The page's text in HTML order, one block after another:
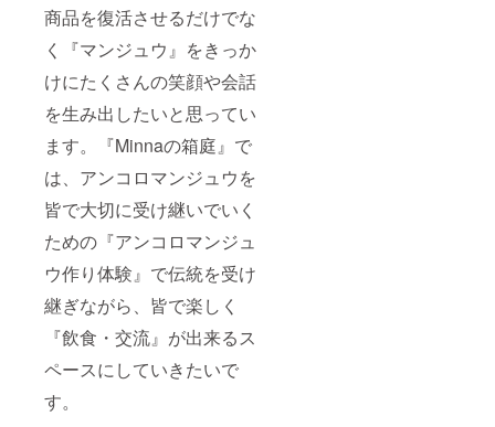
商品を復活させるだけでな
く『マンジュウ』をきっか
けにたくさんの笑顔や会話
を生み出したいと思ってい
ます。『Minnaの箱庭』で
は、アンコロマンジュウを
皆で大切に受け継いでいく
ための『アンコロマンジュ
ウ作り体験』で伝統を受け
継ぎながら、皆で楽しく
『飲食・交流』が出来るス
ペースにしていきたいで
す。